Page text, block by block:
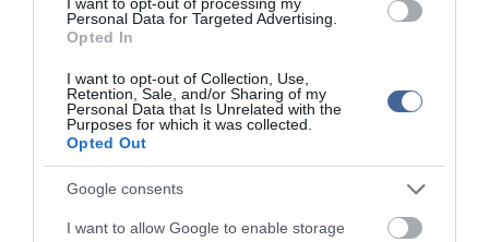
Personal Data for Targeted Advertising.
Opted In
I want to opt-out of Collection, Use,
Retention, Sale, and/or Sharing of my
Personal Data that Is Unrelated with the
Purposes for which it was collected.
Opted Out
Google consents
I want to allow Google to enable storage
nyugat-balkáni térség biztonságát és stabilitását, "egy olyan
térségét, amelyet mindannyian az euroatlanti struktúrák szoros
Magyarország szerepvállalását a NATO-missziókban külön
felértékeli az is, hogy mindez nehéz, válságos gazdasági időkben
történik.